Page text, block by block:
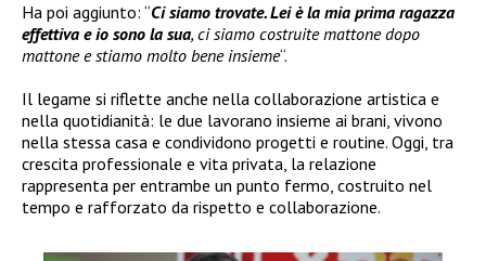
Ha poi aggiunto: “Ci siamo trovate. Lei è la mia prima ragazza
effettiva e io sono la sua, ci siamo costruite mattone dopo
mattone e stiamo molto bene insieme“.
Il legame si riflette anche nella collaborazione artistica e
nella quotidianità: le due lavorano insieme ai brani, vivono
nella stessa casa e condividono progetti e routine. Oggi, tra
crescita professionale e vita privata, la relazione
rappresenta per entrambe un punto fermo, costruito nel
tempo e rafforzato da rispetto e collaborazione.